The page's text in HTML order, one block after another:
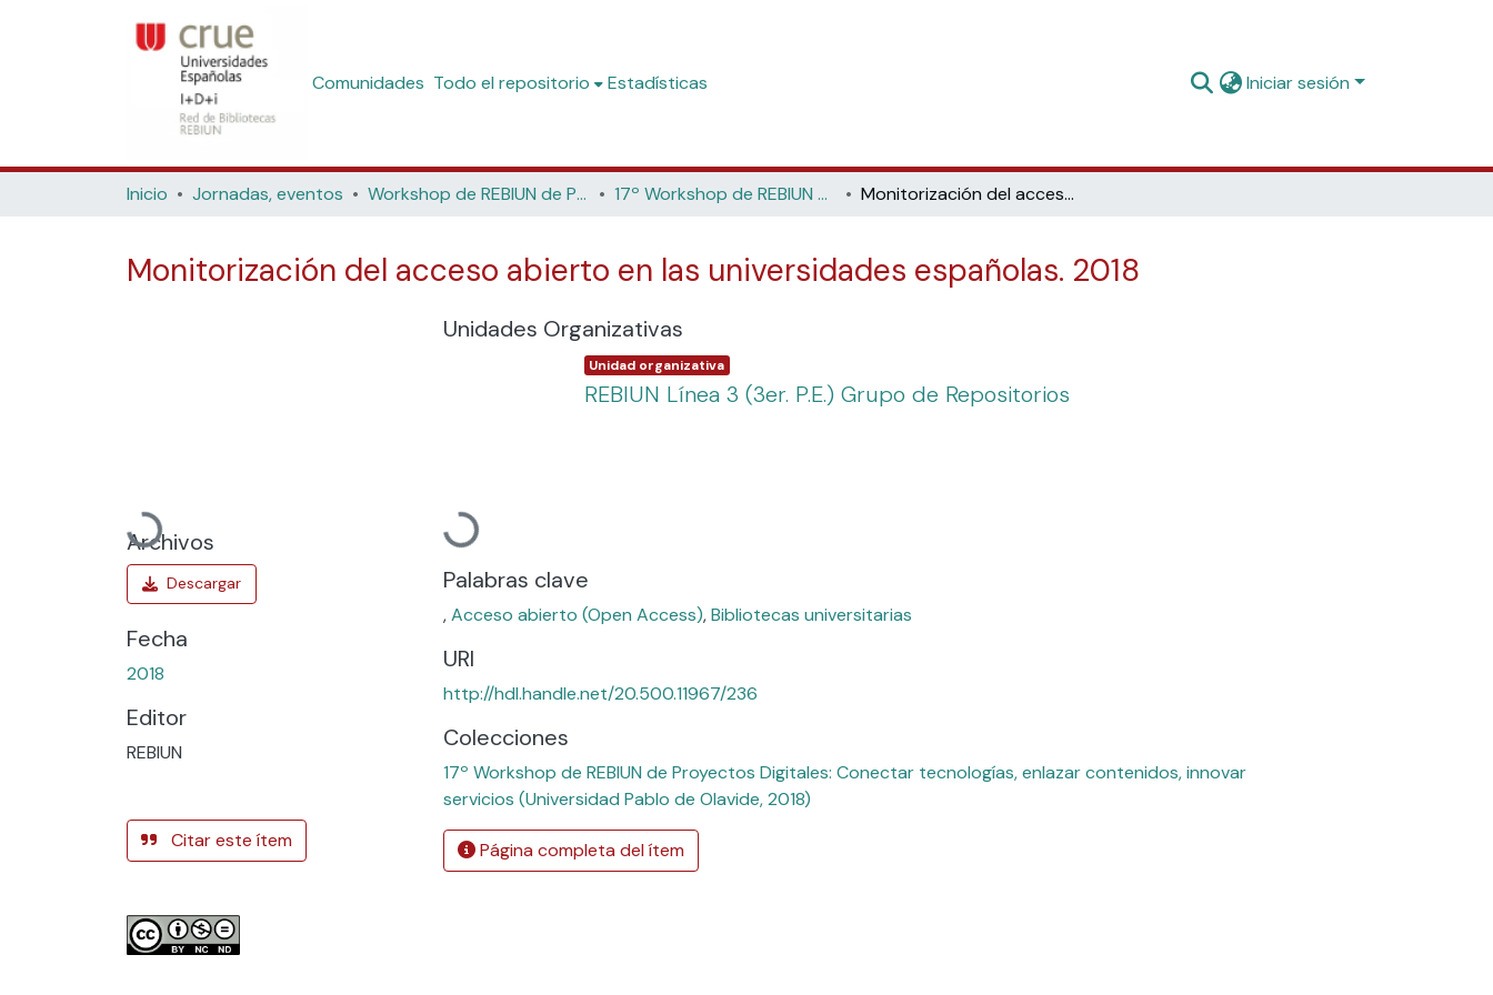
Comunidades Todo el repositorio Estadísticas Iniciar sesión
Inicio Jornadas, eventos Workshop de REBIUN de Proyectos Digitales 17º Workshop de REBIUN de Proyectos Digitales: Conectar tecnologías, enlazar contenidos, innovar servicios (Universidad Pablo de Olavide, 2018) Monitorización del acceso abierto en las universidades españolas. 2018
Monitorización del acceso abierto en las universidades españolas. 2018
Cargando...
Archivos
Fecha
2018
Editor
REBIUN
Citar este ítem
Unidades Organizativas
Cargando...
Item type:
Unidad organizativa ,
REBIUN Línea 3 (3er. P.E.) Grupo de Repositorios
Palabras clave
,Acceso abierto (Open Access),Bibliotecas universitarias
URI
http://hdl.handle.net/20.500.11967/236
Colecciones
17º Workshop de REBIUN de Proyectos Digitales: Conectar tecnologías, enlazar contenidos, innovar
servicios (Universidad Pablo de Olavide, 2018)
Página completa del ítem